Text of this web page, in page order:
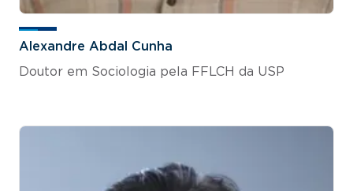
Alexandre Abdal Cunha
Doutor em Sociologia pela FFLCH da USP